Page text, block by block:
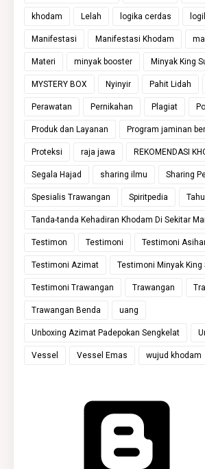
khodam Lelah logika cerdas
Manifestasi Manifestasi Khodam
Materi minyak booster Minyak King
MYSTERY BOX Nyinyir Pahit Lidah
Perawatan Pernikahan Plagiat
Produk dan Layanan Program jaminan
Proteksi raja jawa REKOMENDASI
Segala Hajad sharing ilmu Sharing
Spesialis Trawangan Spiritpedia
Tanda-tanda Kehadiran Khodam Di Sekitar
Testimon Testimoni Testimoni
Testimoni Azimat Testimoni Minyak King
Testimoni Trawangan Trawangan
Trawangan Benda uang
Unboxing Azimat Padepokan Sengkelat
Vessel Vessel Emas wujud khodam